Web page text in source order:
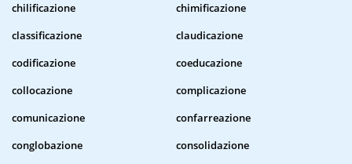
chilificazione
chimificazione
classificazione
claudicazione
codificazione
coeducazione
collocazione
complicazione
comunicazione
confarreazione
conglobazione
consolidazione